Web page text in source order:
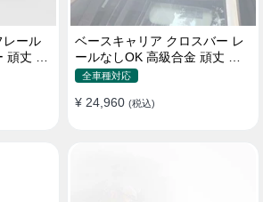
レール
丈 ロ
ット
ベースキャリア クロスバー レ
ールなしOK 高級合金 頑丈 ロ
ック付き ベースラックセット
全車種対応
¥ 24,960 (税込)